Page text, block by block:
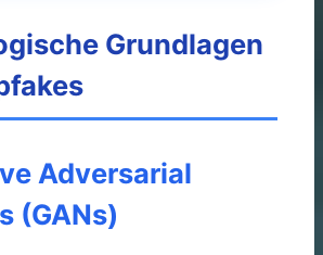
Grundlagen
Adversarial
(GANs)